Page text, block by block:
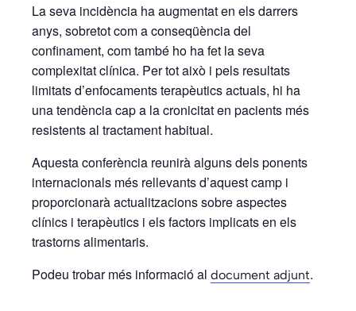
La seva incidència ha augmentat en els darrers
anys, sobretot com a conseqüència del
confinament, com també ho ha fet la seva
complexitat clínica. Per tot això i pels resultats
limitats d’enfocaments terapèutics actuals, hi ha
una tendència cap a la cronicitat en pacients més
resistents al tractament habitual.
Aquesta conferència reunirà alguns dels ponents
internacionals més rellevants d’aquest camp i
proporcionarà actualitzacions sobre aspectes
clínics i terapèutics i els factors implicats en els
trastorns alimentaris.
Podeu trobar més informació al document adjunt.